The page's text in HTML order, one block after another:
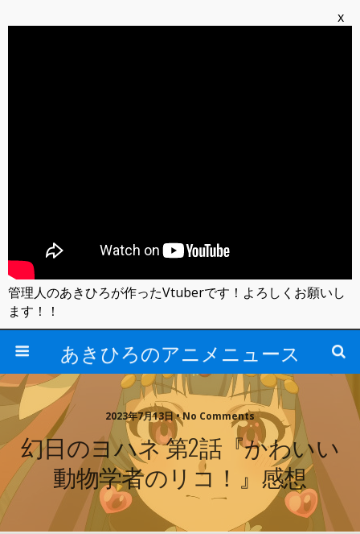
あきひろのアニメニュース
2023年7月13日 • No Comments
幻日のヨハネ 第2話『かわいい
動物学者のリコ！』感想
x
管理人のあきひろが作ったVtuberです！よろしくお願いし
ます！！